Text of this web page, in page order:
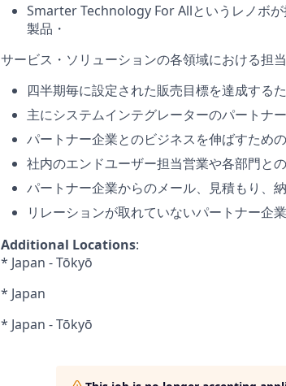
Smarter Technology For Allというレノボ
製品・
サービス・ソリューションの各領域における担
四半期毎に設定された販売目標を達成する
主にシステムインテグレーターのパートナ
パートナー企業とのビジネスを伸ばすため
社内のエンドユーザー担当営業や各部門との
パートナー企業からのメール、見積もり、
リレーションが取れていないパートナー企
Additional Locations:
* Japan - Tōkyō
* Japan
* Japan - Tōkyō